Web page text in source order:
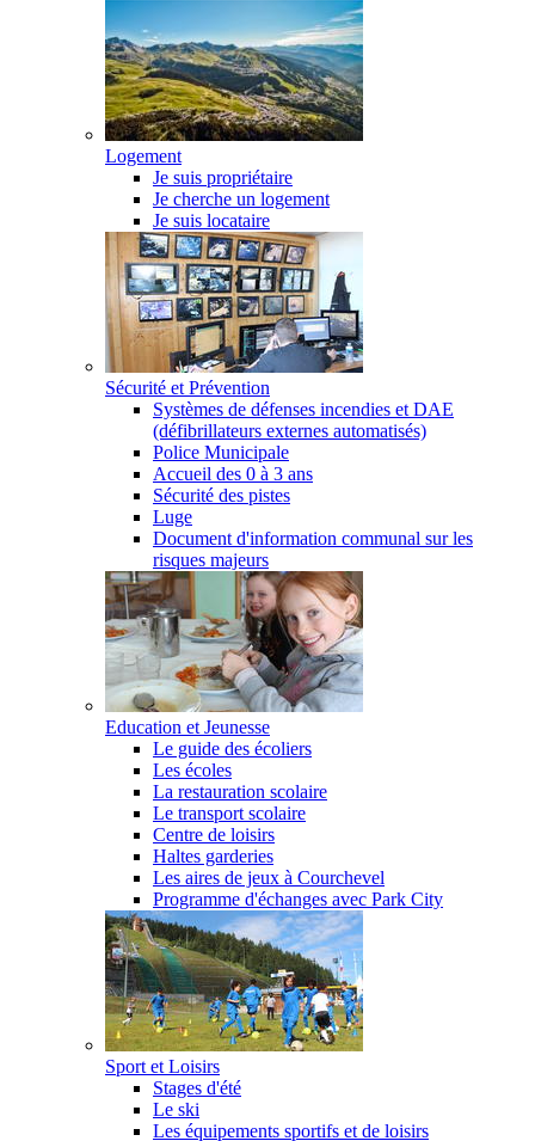
Logement
Je suis propriétaire
Je cherche un logement
Je suis locataire
Sécurité et Prévention
Systèmes de défenses incendies et DAE
(défibrillateurs externes automatisés)
Police Municipale
Accueil des 0 à 3 ans
Sécurité des pistes
Luge
Document d'information communal sur les
risques majeurs
Education et Jeunesse
Le guide des écoliers
Les écoles
La restauration scolaire
Le transport scolaire
Centre de loisirs
Haltes garderies
Les aires de jeux à Courchevel
Programme d'échanges avec Park City
Sport et Loisirs
Stages d'été
Le ski
Les équipements sportifs et de loisirs